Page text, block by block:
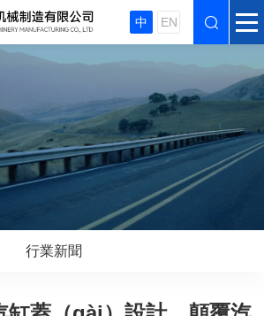
中 EN
行業新聞